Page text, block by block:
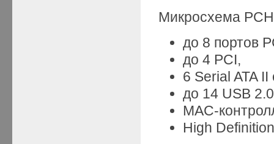
Микросхема
до 8 портов
до 4 PCI,
6 Serial ATA
до 14 USB
MAC-
High